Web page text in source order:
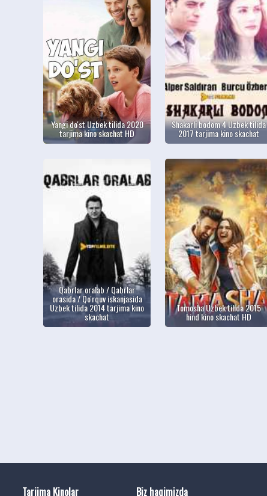
Yangi do'st Uzbek tilida 2020
tarjima kino skachat HD
Shakarli bodom 4 Uzbek tilida
2017 tarjima kino skachat
Qabrlar oralab / Qabrlar
orasida / Qo'rquv iskanjasida
Uzbek tilida 2014 tarjima kino
skachat
Tomosha Uzbek tilida 2015
hind kino skachat HD
Tarjima Kinolar Biz haqimizda